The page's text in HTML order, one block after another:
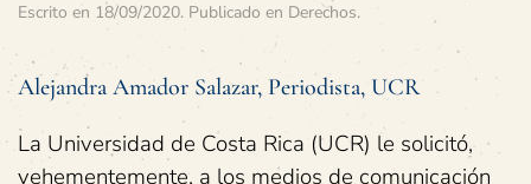
Escrito en 18/09/2020. Publicado en Derechos.
Alejandra Amador Salazar, Periodista, UCR
La Universidad de Costa Rica (UCR) le solicitó,
vehementemente, a los medios de comunicación